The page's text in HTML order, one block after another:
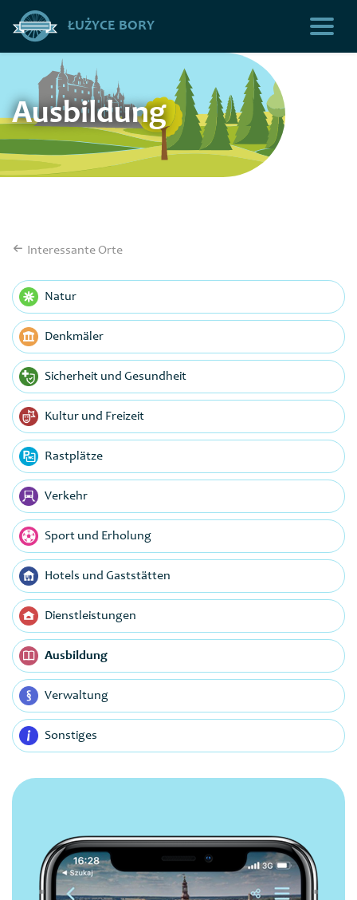
ŁUŻYCE BORY
Ausbildung
Interessante Orte
Natur
Denkmäler
Sicherheit und Gesundheit
Kultur und Freizeit
Rastplätze
Verkehr
Sport und Erholung
Hotels und Gaststätten
Dienstleistungen
Ausbildung
Verwaltung
Sonstiges